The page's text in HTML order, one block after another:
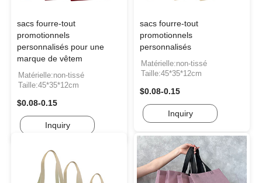
sacs fourre-tout
promotionnels
personnalisés pour une
marque de vêtem
Matérielle:non-tissé
Taille:45*35*12cm
$0.08-0.15
Inquiry
sacs fourre-tout
promotionnels
personnalisés
Matérielle:non-tissé
Taille:45*35*12cm
$0.08-0.15
Inquiry